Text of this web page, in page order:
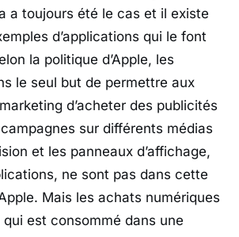
a toujours été le cas et il existe
d’applications qui le font
la politique d’Apple, les
le seul but de permettre aux
d’acheter des publicités
sur différents médias
et les panneaux d’affichage,
ne sont pas dans cette
Mais les achats numériques
est consommé dans une